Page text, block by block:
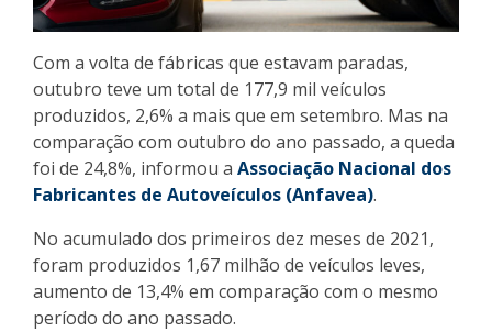
Com a volta de fábricas que estavam paradas,
outubro teve um total de 177,9 mil veículos
produzidos, 2,6% a mais que em setembro. Mas na
comparação com outubro do ano passado, a queda
foi de 24,8%, informou a Associação Nacional dos
Fabricantes de Autoveículos (Anfavea).
No acumulado dos primeiros dez meses de 2021,
foram produzidos 1,67 milhão de veículos leves,
aumento de 13,4% em comparação com o mesmo
período do ano passado.